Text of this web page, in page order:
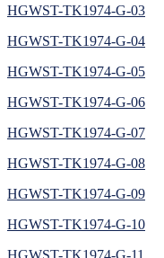
HGWST-TK1974-G-03
HGWST-TK1974-G-04
HGWST-TK1974-G-05
HGWST-TK1974-G-06
HGWST-TK1974-G-07
HGWST-TK1974-G-08
HGWST-TK1974-G-09
HGWST-TK1974-G-10